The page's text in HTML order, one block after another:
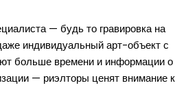
— будь то гравировка на
индивидуальный арт-объект с
больше времени и информации о
— риэлторы ценят внимание к